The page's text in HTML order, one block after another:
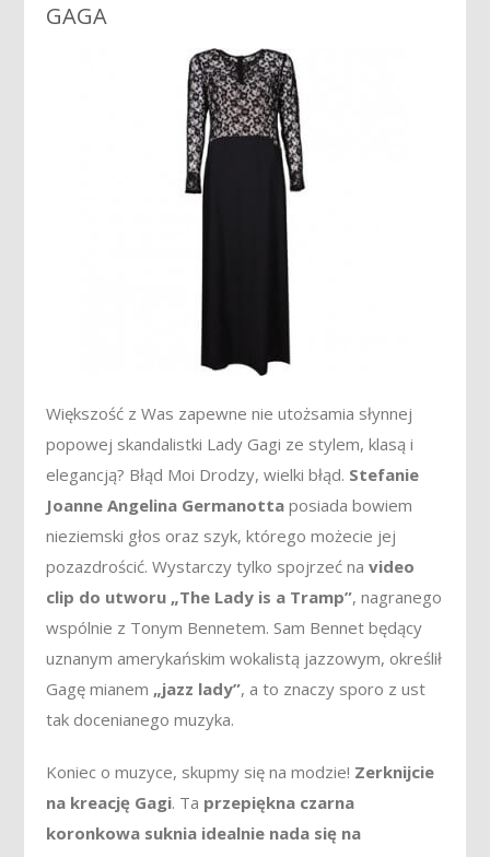
GAGA
Większość z Was zapewne nie utożsamia słynnej
popowej skandalistki Lady Gagi ze stylem, klasą i
elegancją? Błąd Moi Drodzy, wielki błąd. Stefanie
Joanne Angelina Germanotta posiada bowiem
nieziemski głos oraz szyk, którego możecie jej
pozazdrościć. Wystarczy tylko spojrzeć navideo
clip do utworu „The Lady is a Tramp”, nagranego
wspólnie z Tonym Bennetem. Sam Bennet będący
uznanym amerykańskim wokalistą jazzowym, określił
Gagę mianem „jazz lady”, a to znaczy sporo z ust
tak docenianego muzyka.
Koniec o muzyce, skupmy się na modzie! Zerknijcie
na kreację Gagi. Ta przepiękna czarna
koronkowa suknia idealnie nada się na